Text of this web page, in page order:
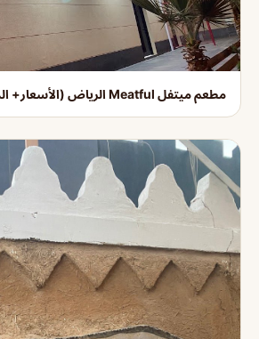
مطعم ميتفل Meatful الرياض (الأسعار+ المنيو+ الموقع)